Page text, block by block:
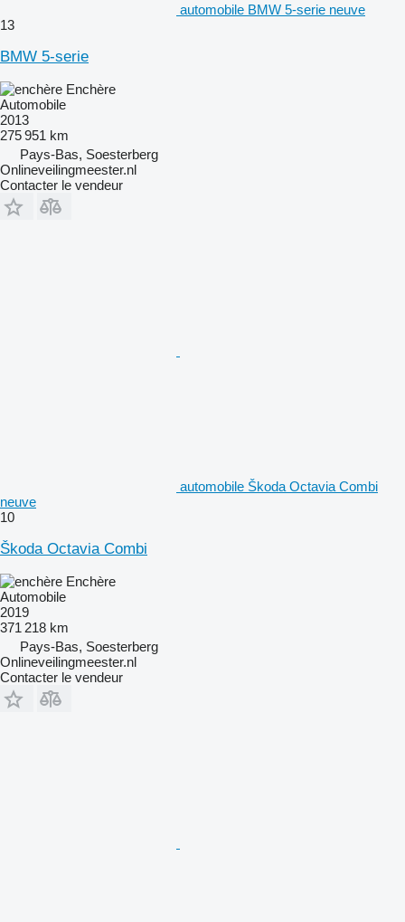
automobile BMW 5-serie neuve
13
BMW 5-serie
Enchère
Automobile
2013
275 951 km
Pays-Bas, Soesterberg
Onlineveilingmeester.nl
Contacter le vendeur
automobile Škoda Octavia Combi
neuve
10
Škoda Octavia Combi
Enchère
Automobile
2019
371 218 km
Pays-Bas, Soesterberg
Onlineveilingmeester.nl
Contacter le vendeur